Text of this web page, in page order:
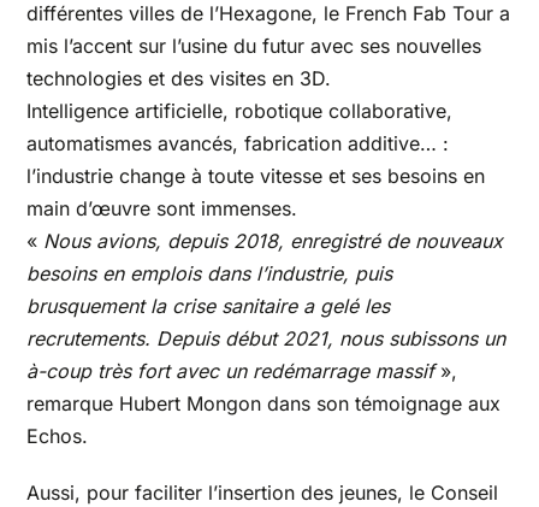
différentes villes de l’Hexagone, le French Fab Tour a
mis l’accent sur l’usine du futur avec ses nouvelles
technologies et des visites en 3D.
Intelligence artificielle, robotique collaborative,
automatismes avancés, fabrication additive… :
l’industrie change à toute vitesse et ses besoins en
main d’œuvre sont immenses.
« Nous avions, depuis 2018, enregistré de nouveaux
besoins en emplois dans l’industrie, puis
brusquement la crise sanitaire a gelé les
recrutements. Depuis début 2021, nous subissons un
à-coup très fort avec un redémarrage massif»,
remarque Hubert Mongon dans son témoignage aux
Echos.
Aussi, pour faciliter l’insertion des jeunes, le Conseil